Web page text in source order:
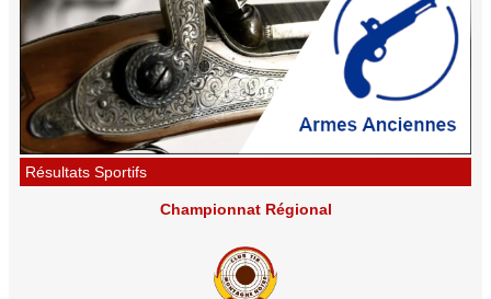
Résultats Sportifs
Championnat Régional